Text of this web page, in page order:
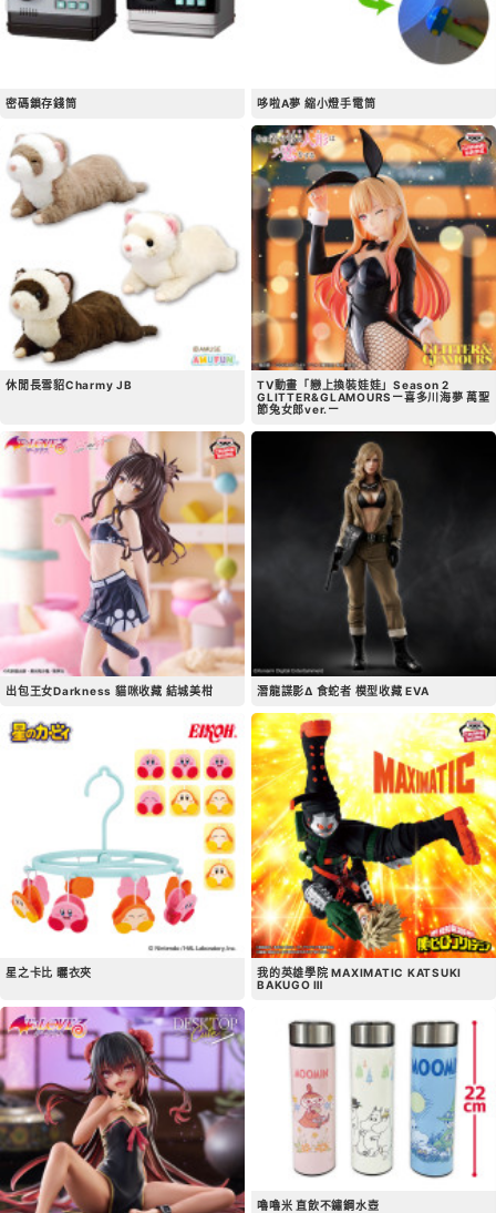
密碼鎖存錢筒 哆啦A夢 縮小燈手電筒
休閒長雪貂Charmy JB
TV動畫「戀上換裝娃娃」Season 2
GLITTER&GLAMOURSー喜多川海夢 萬聖
節兔女郎ver.ー
出包王女Darkness 貓咪收藏 結城美柑 潛龍諜影Δ 食蛇者 模型收藏 EVA
星之卡比 曬衣夾
我的英雄學院 MAXIMATIC KATSUKI
BAKUGO Ⅲ
嚕嚕米 直飲不鏽鋼水壺